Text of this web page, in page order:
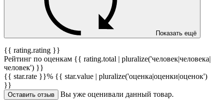
Показать ещё
{{ rating.rating }}
Рейтинг по оценкам {{ rating.total | pluralize('человек|человека|
человек') }}
{{ star.rate }}% {{ star.value | pluralize('оценка|оценки|оценок')
}}
Оставить отзыв Вы уже оценивали данный товар.